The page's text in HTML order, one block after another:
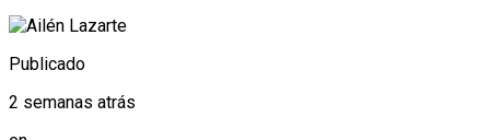
Publicado
2 semanas atrás